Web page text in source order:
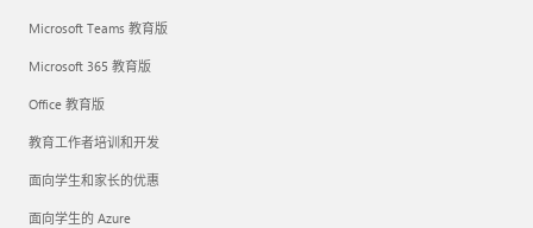
Microsoft Teams 教育版
Microsoft 365 教育版
Office 教育版
教育工作者培训和开发
面向学生和家长的优惠
面向学生的 Azure